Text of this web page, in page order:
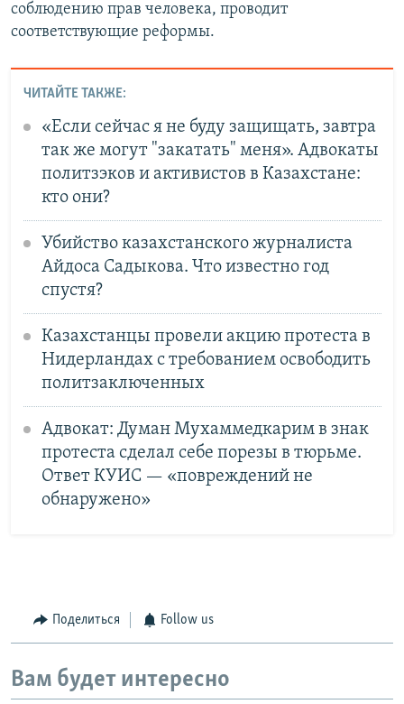
соблюдению прав человека, проводит
соответствующие реформы.
ЧИТАЙТЕ ТАКЖЕ:
«Если сейчас я не буду защищать, завтра
так же могут "закатать" меня». Адвокаты
политзэков и активистов в Казахстане:
кто они?
Убийство казахстанского журналиста
Айдоса Садыкова. Что известно год
спустя?
Казахстанцы провели акцию протеста в
Нидерландах с требованием освободить
политзаключенных
Адвокат: Думан Мухаммедкарим в знак
протеста сделал себе порезы в тюрьме.
Ответ КУИС — «повреждений не
обнаружено»
Поделиться Follow us
Вам будет интересно